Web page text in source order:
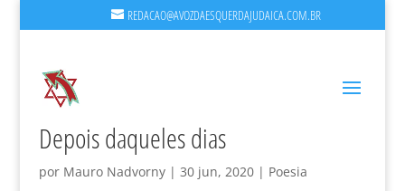
REDACAO@AVOZDAESQUERDAJUDAICA.COM.BR
Depois daqueles dias
por Mauro Nadvorny| 30 jun, 2020| Poesia